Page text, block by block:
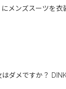
メンズスーツを
ダメですか？